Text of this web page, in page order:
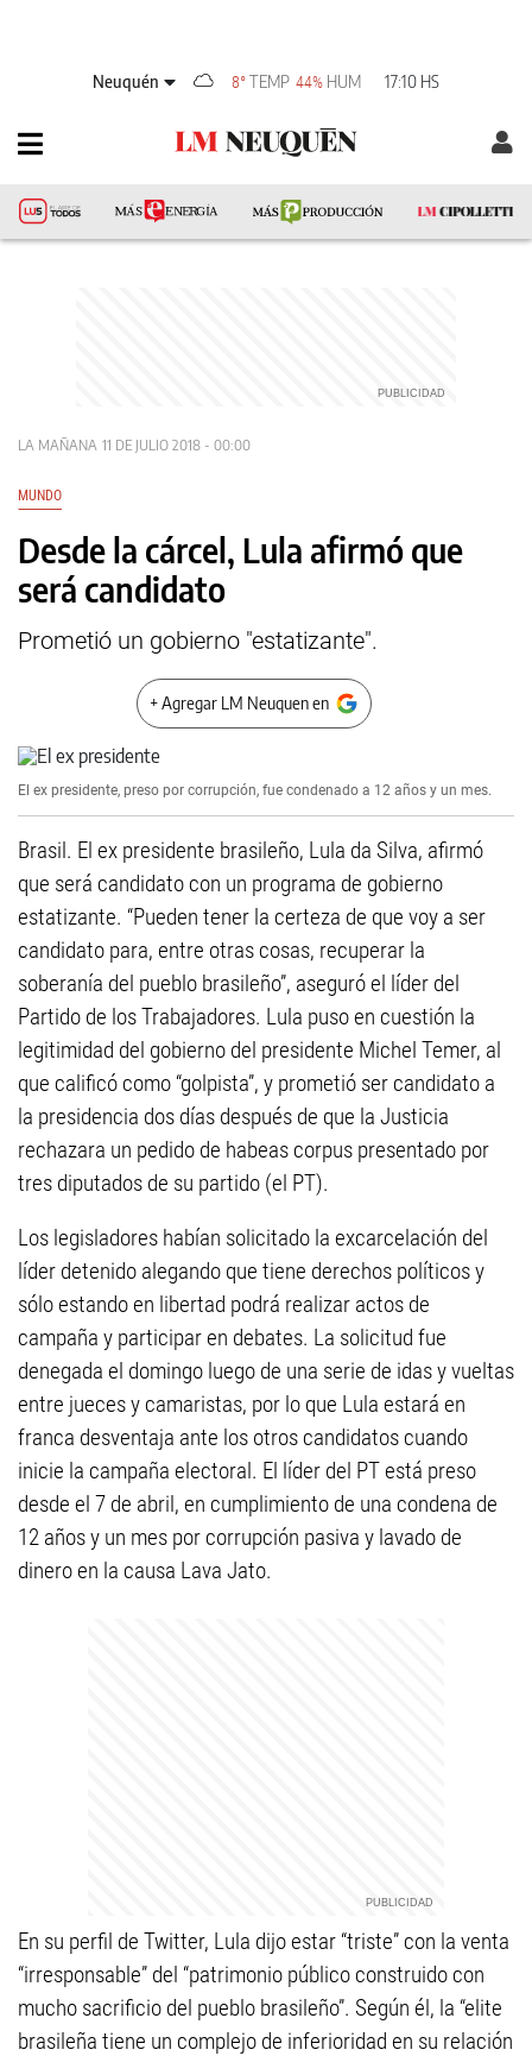
Neuquén 8° TEMP 44% HUM 17:10 HS
LA MAÑANA 11 DE JULIO 2018 - 00:00
MUNDO
Desde la cárcel, Lula afirmó que
será candidato
Prometió un gobierno "estatizante".
+ Agregar LM Neuquen en
El ex presidente, preso por corrupción, fue condenado a 12 años y un mes.
Brasil. El ex presidente brasileño, Lula da Silva, afirmó
que será candidato con un programa de gobierno
estatizante. “Pueden tener la certeza de que voy a ser
candidato para, entre otras cosas, recuperar la
soberanía del pueblo brasileño”, aseguró el líder del
Partido de los Trabajadores. Lula puso en cuestión la
legitimidad del gobierno del presidente Michel Temer, al
que calificó como “golpista”, y prometió ser candidato a
la presidencia dos días después de que la Justicia
rechazara un pedido de habeas corpus presentado por
tres diputados de su partido (el PT).
Los legisladores habían solicitado la excarcelación del
líder detenido alegando que tiene derechos políticos y
sólo estando en libertad podrá realizar actos de
campaña y participar en debates. La solicitud fue
denegada el domingo luego de una serie de idas y vueltas
entre jueces y camaristas, por lo que Lula estará en
franca desventaja ante los otros candidatos cuando
inicie la campaña electoral. El líder del PT está preso
desde el 7 de abril, en cumplimiento de una condena de
12 años y un mes por corrupción pasiva y lavado de
dinero en la causa Lava Jato.
En su perfil de Twitter, Lula dijo estar “triste” con la venta
“irresponsable” del “patrimonio público construido con
mucho sacrificio del pueblo brasileño”. Según él, la “elite
brasileña tiene un complejo de inferioridad en su relación